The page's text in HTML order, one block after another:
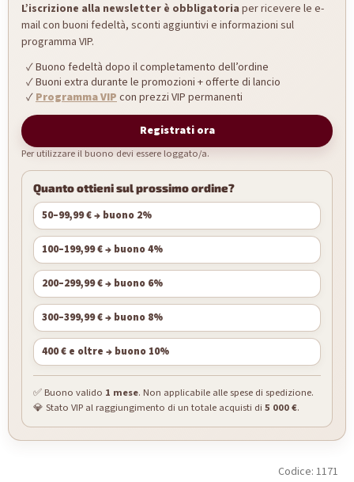
L’iscrizione alla newsletter è obbligatoria per ricevere le e-
mail con buoni fedeltà, sconti aggiuntivi e informazioni sul
programma VIP.
Buono fedeltà dopo il completamento dell’ordine
Buoni extra durante le promozioni + offerte di lancio
Programma VIPcon prezzi VIP permanenti
Registrati ora
Per utilizzare il buono devi essere loggato/a.
Quanto ottieni sul prossimo ordine?
50–99,99 € → buono 2%
100–199,99 € → buono 4%
200–299,99 € → buono 6%
300–399,99 € → buono 8%
400 € e oltre → buono 10%
✅ Buono valido 1 mese. Non applicabile alle spese di spedizione.
💎 Stato VIP al raggiungimento di un totale acquisti di 5 000 €.
Codice: 1171